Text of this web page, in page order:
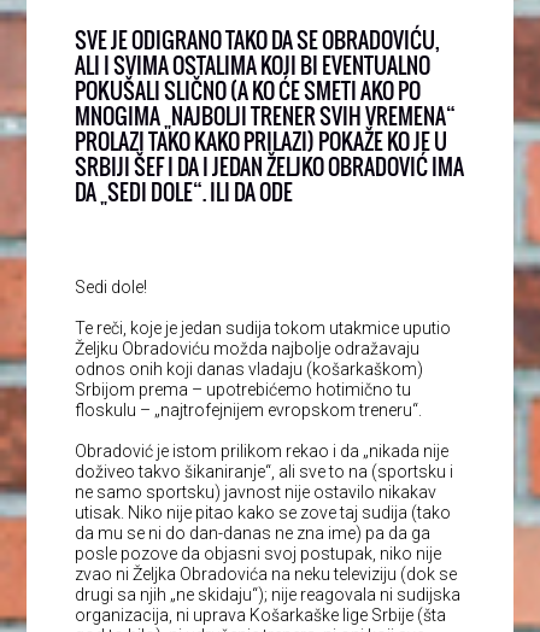
SVE JE ODIGRANO TAKO DA SE OBRADOVIĆU,
ALI I SVIMA OSTALIMA KOJI BI EVENTUALNO
POKUŠALI SLIČNO (A KO ĆE SMETI AKO PO
MNOGIMA „NAJBOLJI TRENER SVIH VREMENA“
PROLAZI TAKO KAKO PRILAZI) POKAŽE KO JE U
SRBIJI ŠEF I DA I JEDAN ŽELJKO OBRADOVIĆ IMA
DA „SEDI DOLE“. ILI DA ODE
Sedi dole!
Te reči, koje je jedan sudija tokom utakmice uputio
Željku Obradoviću možda najbolje odražavaju
odnos onih koji danas vladaju (košarkaškom)
Srbijom prema – upotrebićemo hotimično tu
floskulu – „najtrofejnijem evropskom treneru“.
Obradović je istom prilikom rekao i da „nikada nije
doživeo takvo šikaniranje“, ali sve to na (sportsku i
ne samo sportsku) javnost nije ostavilo nikakav
utisak. Niko nije pitao kako se zove taj sudija (tako
da mu se ni do dan-danas ne zna ime) pa da ga
posle pozove da objasni svoj postupak, niko nije
zvao ni Željka Obradovića na neku televiziju (dok se
drugi sa njih „ne skidaju“); nije reagovala ni sudijska
organizacija, ni uprava Košarkaške lige Srbije (šta